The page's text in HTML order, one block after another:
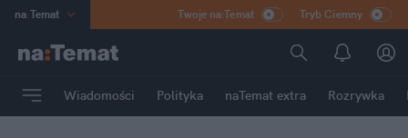
na:Temat
Poland
mama
Twoje na:Temat Tryb Ciemny
Wiadomości Polityka naTemat extra Rozrywka